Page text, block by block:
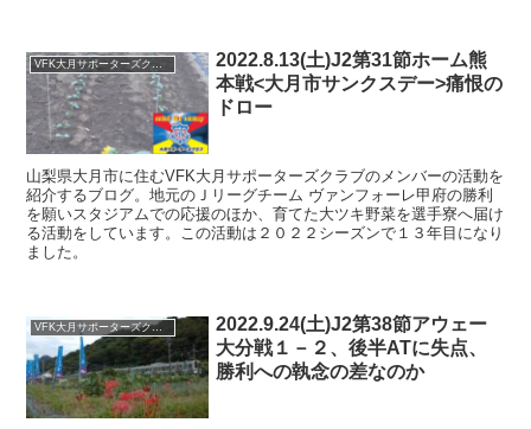
2022.8.13(土)J2第31節ホーム熊
本戦<大月市サンクスデー>痛恨の
ドロー
山梨県大月市に住むVFK大月サポーターズクラブのメンバーの活動を
紹介するブログ。地元のＪリーグチーム ヴァンフォーレ甲府の勝利
を願いスタジアムでの応援のほか、育てた大ツキ野菜を選手寮へ届け
る活動をしています。この活動は２０２２シーズンで１３年目になり
ました。
VFK大月サポーターズクラブ
2022.9.24(土)J2第38節アウェー
大分戦１－２、後半ATに失点、
勝利への執念の差なのか